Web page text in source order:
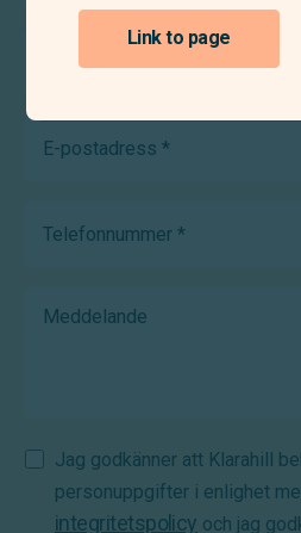
(Required)
E-
postadress
(Required)
Samtycke
(Required)
Jag godkänner att Klarahill
personuppgifter i enlighet
integritetspolicy och jag
Link to page